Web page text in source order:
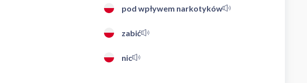
pod wpływem narkotyków
zabić
nic